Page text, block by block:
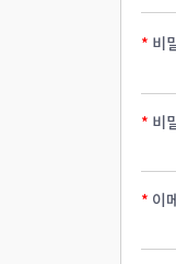
비
비
이